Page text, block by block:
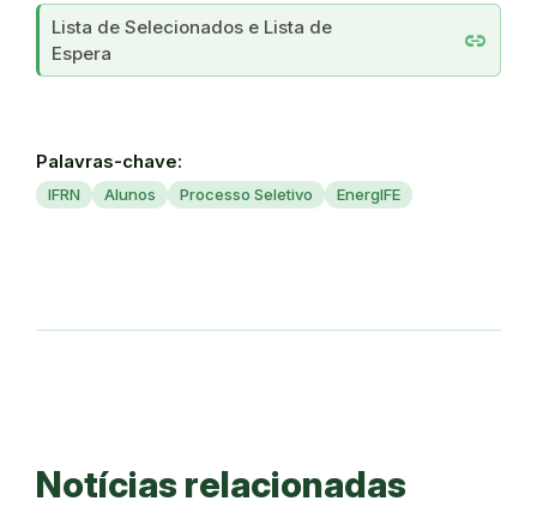
link
Lista de Selecionados e Lista de
Espera
Palavras-chave:
IFRN Alunos Processo Seletivo EnergIFE
Notícias relacionadas